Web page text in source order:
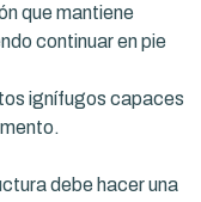
que mantiene
continuar en pie
ignífugos capaces
debe hacer una